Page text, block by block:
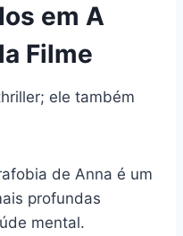
em A
Filme
ele também
de Anna é um
profundas
mental.